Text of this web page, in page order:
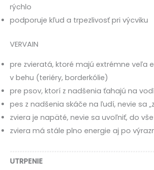
rýchlo
podporuje kľud a trpezlivosť pri výcviku
VERVAIN
pre zvieratá, ktoré majú extrémne veľa
v behu (teriéry, borderkólie)
pre psov, ktorí z nadšenia ťahajú na
pes z nadšenia skáče na ľudí, nevie sa
zviera je napäté, nevie sa uvoľniť, do
zviera má stále plno energie aj po
UTRPENIE